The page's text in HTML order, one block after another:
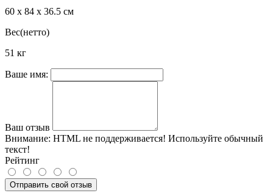
60 х 84 х 36.5 см
Вес(нетто)
51 кг
Ваше имя:
Ваш отзыв
Внимание: HTML не поддерживается! Используйте обычный
текст!
Рейтинг
Отправить свой отзыв